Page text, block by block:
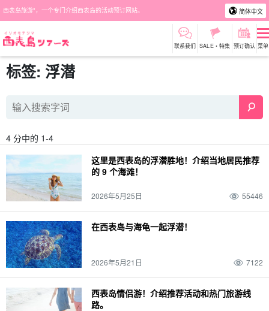
西表岛旅游"，一个专门介绍西表岛的活动预订网站。 简体中文
联系我们 SALE・特集 预订确认 菜单
标签: 浮潜
4 分中的 1-4
这里是西表岛的浮潜胜地！介绍当地居民推荐
的 9 个海滩！
2026年5月25日 55446
在西表岛与海龟一起浮潜！
2026年5月21日 7122
西表岛情侣游！介绍推荐活动和热门旅游线
路。